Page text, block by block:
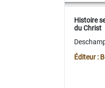
Histoire
du Christ
Éditeur :